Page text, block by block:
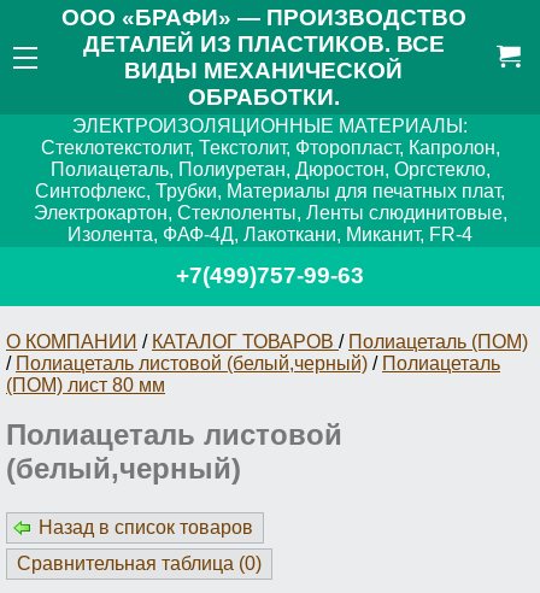
ООО «БРАФИ» — ПРОИЗВОДСТВО
ДЕТАЛЕЙ ИЗ ПЛАСТИКОВ. ВСЕ
ВИДЫ МЕХАНИЧЕСКОЙ
ОБРАБОТКИ.
ЭЛЕКТРОИЗОЛЯЦИОННЫЕ МАТЕРИАЛЫ:
Стеклотекстолит, Текстолит, Фторопласт, Капролон,
Полиацеталь, Полиуретан, Дюростон, Оргстекло,
Синтофлекс, Трубки, Материалы для печатных плат,
Электрокартон, Стеклоленты, Ленты слюдинитовые,
Изолента, ФАФ-4Д, Лакоткани, Миканит, FR-4
+7(499)757-99-63
О КОМПАНИИ / КАТАЛОГ ТОВАРОВ / Полиацеталь (ПОМ)
/ Полиацеталь листовой (белый,черный) / Полиацеталь
(ПОМ) лист 80 мм
Полиацеталь листовой
(белый,черный)
Назад в список товаров
Сравнительная таблица (0)